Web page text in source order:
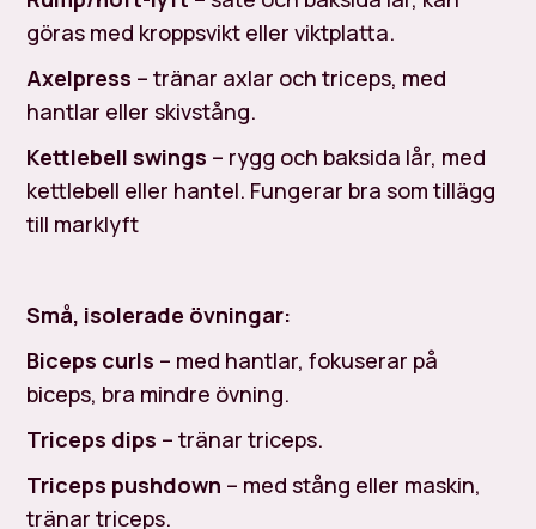
göras med kroppsvikt eller viktplatta.
Axelpress – tränar axlar och triceps, med
hantlar eller skivstång.
Kettlebell swings – rygg och baksida lår, med
kettlebell eller hantel. Fungerar bra som tillägg
till marklyft
Små, isolerade övningar:
Biceps curls – med hantlar, fokuserar på
biceps, bra mindre övning.
Triceps dips – tränar triceps.
Triceps pushdown – med stång eller maskin,
tränar triceps.